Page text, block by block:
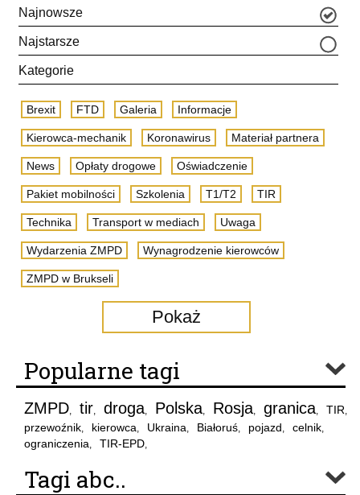
Najnowsze
Najstarsze
Kategorie
Brexit FTD Galeria Informacje
Kierowca-mechanik Koronawirus Materiał partnera
News Opłaty drogowe Oświadczenie
Pakiet mobilności Szkolenia T1/T2 TIR
Technika Transport w mediach Uwaga
Wydarzenia ZMPD Wynagrodzenie kierowców
ZMPD w Brukseli
Pokaż
Popularne tagi
ZMPD, tir, droga, Polska, Rosja, granica, TIR,
przewoźnik, kierowca, Ukraina, Białoruś, pojazd, celnik,
ograniczenia, TIR-EPD,
Tagi abc..